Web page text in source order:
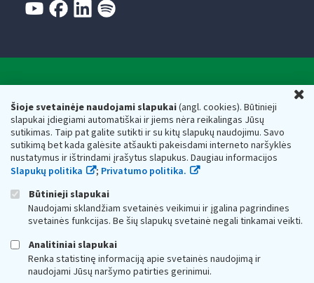
Šioje svetainėje naudojami slapukai(angl. cookies). Būtinieji
slapukai įdiegiami automatiškai ir jiems nėra reikalingas Jūsų
sutikimas. Taip pat galite sutikti ir su kitų slapukų naudojimu. Savo
sutikimą bet kada galėsite atšaukti pakeisdami interneto naršyklės
nustatymus ir ištrindami įrašytus slapukus. Daugiau informacijos
Slapukų politika
; Privatumo politika.
Būtinieji slapukai
Naudojami sklandžiam svetainės veikimui ir įgalina pagrindines
svetainės funkcijas. Be šių slapukų svetainė negali tinkamai veikti.
Analitiniai slapukai
Renka statistinę informaciją apie svetainės naudojimą ir
naudojami Jūsų naršymo patirties gerinimui.
Respublikos finansų ministerijos
Biudžetinė įstaiga. Juridinio asmens kodas — 188659752,
adresas: Vasario 16-osios g. 14, 01107 Vilnius, Lietuva, el.paštas:
vmi@vmi.lt, E. pristatymo dėžutės adresas 188659752
Duomenys apie Valstybinę mokesčių inspekciją prie Lietuvos
Respublikos finansų ministerijos kaupiami ir saugomi Juridinių